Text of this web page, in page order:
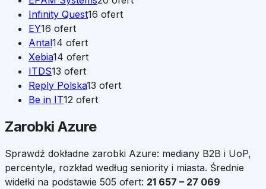
Infinity Quest16 ofert
EY16 ofert
Antal14 ofert
Xebia14 ofert
ITDS13 ofert
Reply Polska13 ofert
Be in IT12 ofert
ZarobkiAzure
Sprawdź dokładne zarobki Azure: mediany B2B i UoP,
percentyle, rozkład według seniority i miasta. Średnie
widełki na podstawie 505 ofert: 21 657 – 27 069